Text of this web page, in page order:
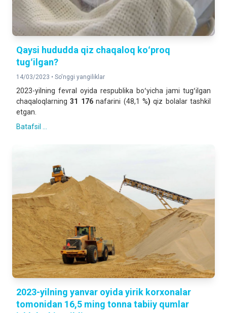
Qaysi hududda qiz chaqaloq koʻproq
tugʻilgan?
14/03/2023 • So'nggi yangiliklar
2023-yilning fevral oyida respublika boʻyicha jami tugʻilgan
chaqaloqlarning31 176nafarini (48,1 %)qiz bolalar tashkil
etgan.
Batafsil ...
2023-yilning yanvar oyida yirik korxonalar
tomonidan 16,5 ming tonna tabiiy qumlar